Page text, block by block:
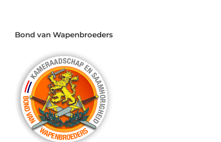
Bond van Wapenbroeders